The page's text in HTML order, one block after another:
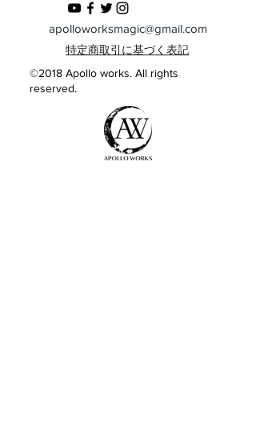
apolloworksmagic@gmail.com
特定商取引に基づく表記
©2018 Apollo works. All rights
reserved.